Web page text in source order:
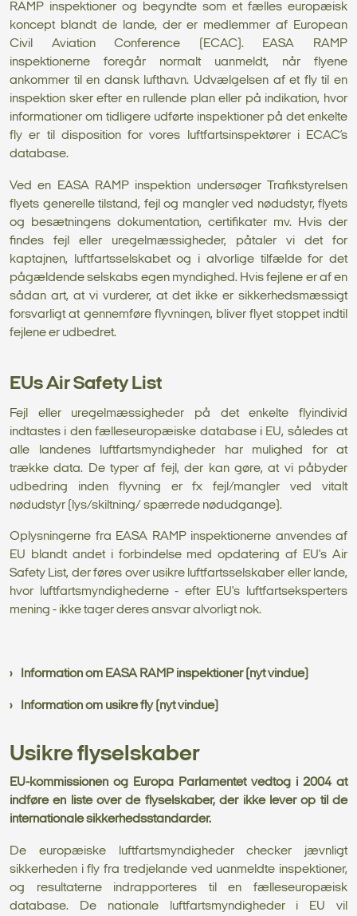
RAMP inspektioner og begyndte som et fælles europæisk
koncept blandt de lande, der er medlemmer af European
Civil Aviation Conference (ECAC). EASA RAMP
inspektionerne foregår normalt uanmeldt, når flyene
ankommer til en dansk lufthavn. Udvælgelsen af et fly til en
inspektion sker efter en rullende plan eller på indikation, hvor
informationer om tidligere udførte inspektioner på det enkelte
fly er til disposition for vores luftfartsinspektører i ECAC’s
database.
Ved en EASA RAMP inspektion undersøger Trafikstyrelsen
flyets generelle tilstand, fejl og mangler ved nødudstyr, flyets
og besætningens dokumentation, certifikater mv. Hvis der
findes fejl eller uregelmæssigheder, påtaler vi det for
kaptajnen, luftfartsselskabet og i alvorlige tilfælde for det
pågældende selskabs egen myndighed. Hvis fejlene er af en
sådan art, at vi vurderer, at det ikke er sikkerhedsmæssigt
forsvarligt at gennemføre flyvningen, bliver flyet stoppet indtil
fejlene er udbedret.
EUs Air Safety List
Fejl eller uregelmæssigheder på det enkelte flyindivid
indtastes i den fælleseuropæiske database i EU, således at
alle landenes luftfartsmyndigheder har mulighed for at
trække data. De typer af fejl, der kan gøre, at vi påbyder
udbedring inden flyvning er fx fejl/mangler ved vitalt
nødudstyr (lys/skiltning/ spærrede nødudgange).
Oplysningerne fra EASA RAMP inspektionerne anvendes af
EU blandt andet i forbindelse med opdatering af EU's Air
Safety List, der føres over usikre luftfartsselskaber eller lande,
hvor luftfartsmyndighederne - efter EU's luftfartseksperters
mening - ikke tager deres ansvar alvorligt nok.
Information om EASA RAMP inspektioner (nyt vindue)
Information om usikre fly (nyt vindue)
Usikre flyselskaber
EU-kommissionen og Europa Parlamentet vedtog i 2004 at
indføre en liste over de flyselskaber, der ikke lever op til de
internationale sikkerhedsstandarder.
De europæiske luftfartsmyndigheder checker jævnligt
sikkerheden i fly fra tredjelande ved uanmeldte inspektioner,
og resultaterne indrapporteres til en fælleseuropæisk
database. De nationale luftfartsmyndigheder i EU vil